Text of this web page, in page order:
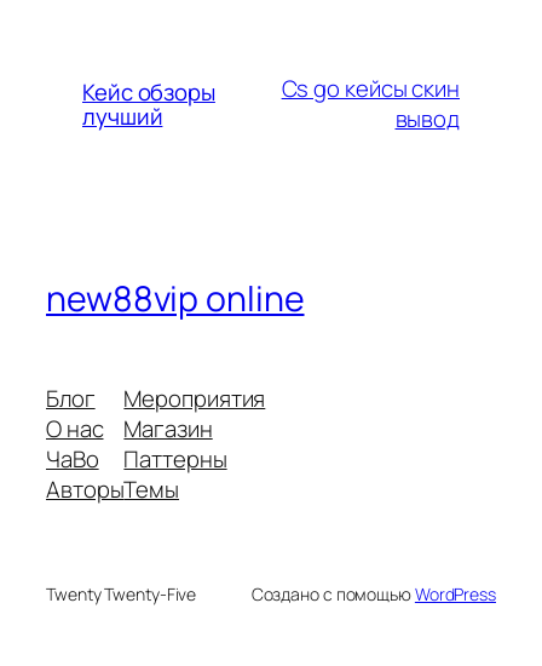
Кейс обзоры
лучший
Cs go кейсы скин
вывод
new88vip online
Блог
О нас
ЧаВо
Авторы
Мероприятия
Магазин
Паттерны
Темы
Twenty Twenty-Five Создано с помощьюWordPress